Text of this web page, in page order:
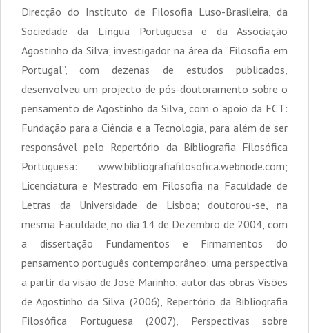
Direcção do Instituto de Filosofia Luso-Brasileira, da
Sociedade da Língua Portuguesa e da Associação
Agostinho da Silva; investigador na área da “Filosofia em
Portugal”, com dezenas de estudos publicados,
desenvolveu um projecto de pós-doutoramento sobre o
pensamento de Agostinho da Silva, com o apoio da FCT:
Fundação para a Ciência e a Tecnologia, para além de ser
responsável pelo Repertório da Bibliografia Filosófica
Portuguesa: www.bibliografiafilosofica.webnode.com;
Licenciatura e Mestrado em Filosofia na Faculdade de
Letras da Universidade de Lisboa; doutorou-se, na
mesma Faculdade, no dia 14 de Dezembro de 2004, com
a dissertação Fundamentos e Firmamentos do
pensamento português contemporâneo: uma perspectiva
a partir da visão de José Marinho; autor das obras Visões
de Agostinho da Silva (2006), Repertório da Bibliografia
Filosófica Portuguesa (2007), Perspectivas sobre